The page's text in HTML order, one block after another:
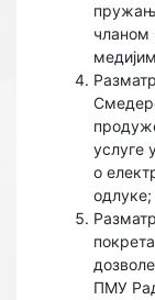
чланом
услуге
о
одлуке;
ПМУ